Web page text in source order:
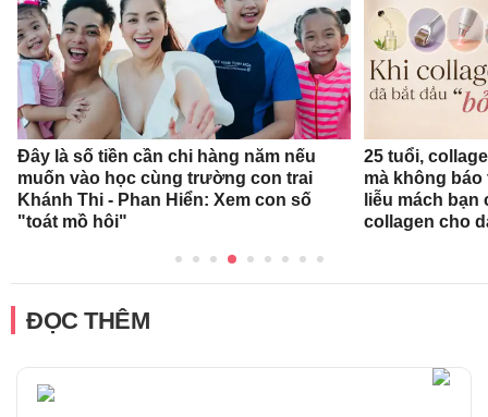
Đây là số tiền cần chi hàng năm nếu
muốn vào học cùng trường con trai
Khánh Thi - Phan Hiển: Xem con số
"toát mồ hôi"
25 tuổi,
mà không
liễu mách
collagen cho
ĐỌC THÊM